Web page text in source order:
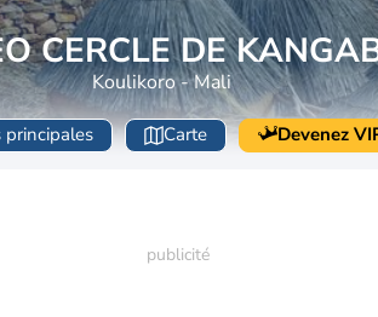
CERCLE DE
Koulikoro - Mali
principales Carte Devenez